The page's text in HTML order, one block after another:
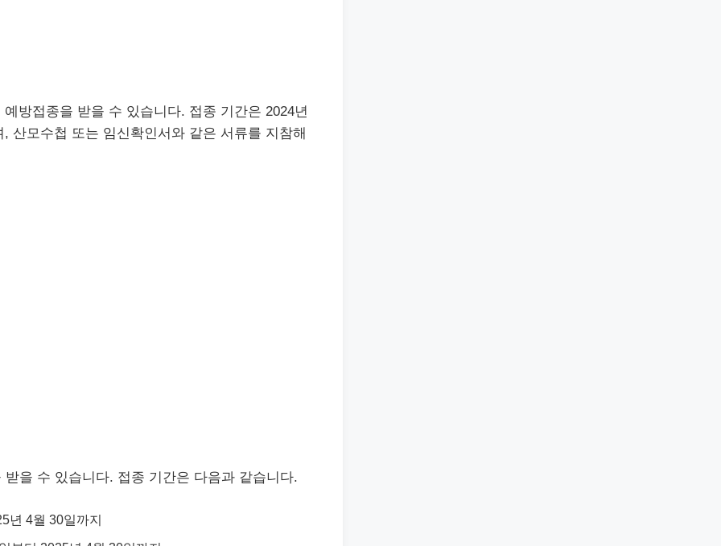
방접종을 받을 수 있습니다. 접종 기간은 2024년
산모수첩 또는 임신확인서와 같은 서류를 지참해
을 수 있습니다. 접종 기간은 다음과 같습니다.
년 4월 30일까지